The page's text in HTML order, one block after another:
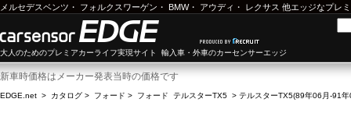
メルセデスベンツ ・ フォルクスワーゲン ・ BMW・ アウディ ・ レクサス 他エッジなプレ
大人のためのプレミアカーライフ実現サイト 輸入車・外車のカーセンサーエッジ
新車時価格はメーカー発表当時の価格です
EDGE.net > カタログ > フォード > フォード テルスターTX5 > テルスターTX5(89年06月-91